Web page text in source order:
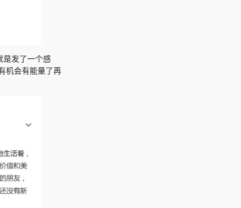
是发了一个感
机会有能量了再